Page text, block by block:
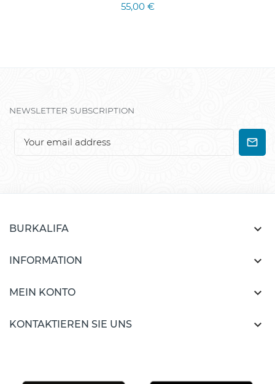
55,00 €
NEWSLETTER SUBSCRIPTION
BURKALIFA 
INFORMATION 
MEIN KONTO 
KONTAKTIEREN SIE UNS 